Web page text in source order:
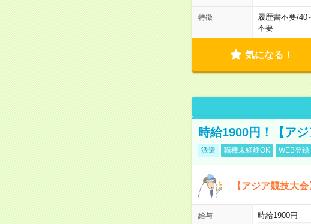
特徴 履歴書不要/40
不要
気になる！
時給1900円！【ア
派遣 職種未経験OK WEB登録
【アジア競技大
給与 時給1900円